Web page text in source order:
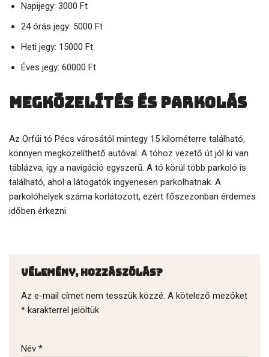
Napijegy: 3000 Ft
24 órás jegy: 5000 Ft
Heti jegy: 15000 Ft
Éves jegy: 60000 Ft
Megközelítés és parkolás
Az Orfűi tó Pécs városától mintegy 15 kilométerre található,
könnyen megközelíthető autóval. A tóhoz vezető út jól ki van
táblázva, így a navigáció egyszerű. A tó körül több parkoló is
található, ahol a látogatók ingyenesen parkolhatnak. A
parkolóhelyek száma korlátozott, ezért főszezonban érdemes
időben érkezni.
Vélemény, hozzászólás?
Az e-mail címet nem tesszük közzé. A kötelező mezőket
* karakterrel jelöltük
Név *